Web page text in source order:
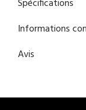
Spécifications
Informations
Avis